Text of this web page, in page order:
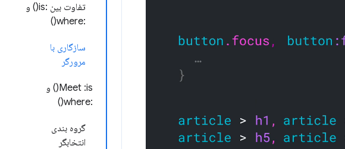
تفاوت بین :is() و
:where()
سازگاری با
مرورگر
Meet :is() و
:where()
گروه بندی
انتخابگر